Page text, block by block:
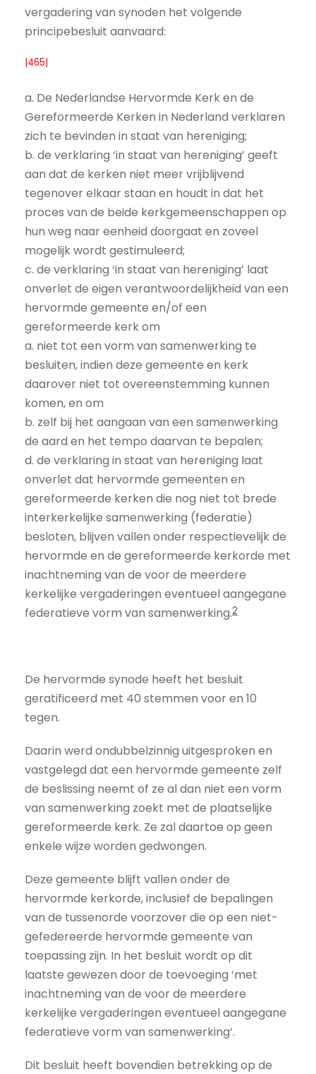
vergadering van synoden het volgende
principebesluit aanvaard:
|465|
a. De Nederlandse Hervormde Kerk en de
Gereformeerde Kerken in Nederland verklaren
zich te bevinden in staat van hereniging;
b. de verklaring ‘in staat van hereniging’ geeft
aan dat de kerken niet meer vrijblijvend
tegenover elkaar staan en houdt in dat het
proces van de beide kerkgemeenschappen op
hun weg naar eenheid doorgaat en zoveel
mogelijk wordt gestimuleerd;
c. de verklaring ‘in staat van hereniging’ laat
onverlet de eigen verantwoordelijkheid van een
hervormde gemeente en/of een
gereformeerde kerk om
a. niet tot een vorm van samenwerking te
besluiten, indien deze gemeente en kerk
daarover niet tot overeenstemming kunnen
komen, en om
b. zelf bij het aangaan van een samenwerking
de aard en het tempo daarvan te bepalen;
d. de verklaring in staat van hereniging laat
onverlet dat hervormde gemeenten en
gereformeerde kerken die nog niet tot brede
interkerkelijke samenwerking (federatie)
besloten, blijven vallen onder respectievelijk de
hervormde en de gereformeerde kerkorde met
inachtneming van de voor de meerdere
kerkelijke vergaderingen eventueel aangegane
federatieve vorm van samenwerking.2
De hervormde synode heeft het besluit
geratificeerd met 40 stemmen voor en 10
tegen.
Daarin werd ondubbelzinnig uitgesproken en
vastgelegd dat een hervormde gemeente zelf
de beslissing neemt of ze al dan niet een vorm
van samenwerking zoekt met de plaatselijke
gereformeerde kerk. Ze zal daartoe op geen
enkele wijze worden gedwongen.
Deze gemeente blijft vallen onder de
hervormde kerkorde, inclusief de bepalingen
van de tussenorde voorzover die op een niet-
gefedereerde hervormde gemeente van
toepassing zijn. In het besluit wordt op dit
laatste gewezen door de toevoeging ‘met
inachtneming van de voor de meerdere
kerkelijke vergaderingen eventueel aangegane
federatieve vorm van samenwerking’.
Dit besluit heeft bovendien betrekking op de